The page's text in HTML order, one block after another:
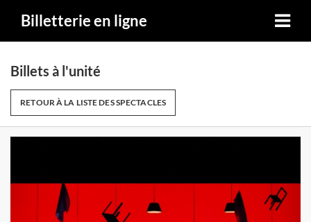
Billetterie en ligne
Billets à l'unité
RETOUR À LA LISTE DES SPECTACLES